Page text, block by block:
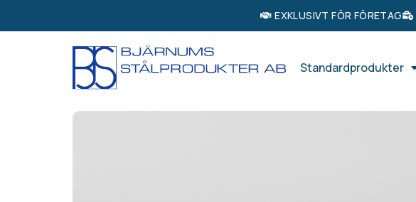
EXKLUSIVT FÖR FÖRETAG
Standardprodukter